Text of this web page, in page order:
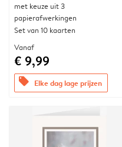
met keuze uit 3
papierafwerkingen
Set van 10 kaarten
Vanaf
€ 9,99
offers Elke dag lage prijzen